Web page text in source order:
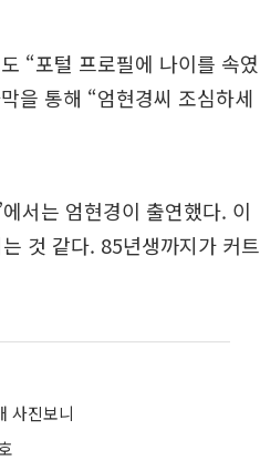
“포털 프로필에 나이를 속였
을 통해 “엄현경씨 조심하세
서는 엄현경이 출연했다. 이
것 같다. 85년생까지가 커트
사진보니